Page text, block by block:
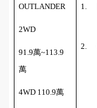
OUTLANDER
2WD
91.9萬~113.9
萬
4WD 110.9萬
1.
2.